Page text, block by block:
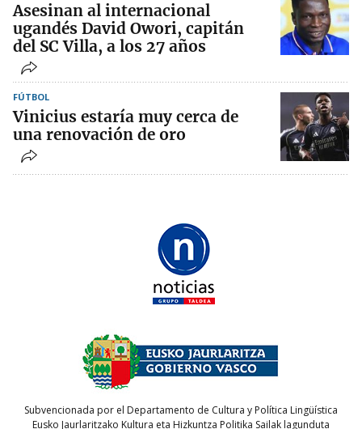
Asesinan al internacional
ugandés David Owori, capitán
del SC Villa, a los 27 años
FÚTBOL
Vinicius estaría muy cerca de
una renovación de oro
Subvencionada por el Departamento de Cultura y Política Lingüística
Eusko Jaurlaritzako Kultura eta Hizkuntza Politika Sailak lagunduta